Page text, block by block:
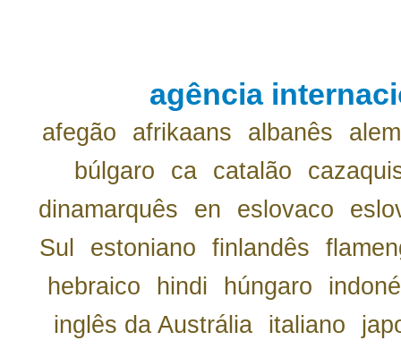
agência
afegão afrikaans albanês
búlgaro
ca catalão
dinamarquês
en eslovaco
Sul
estoniano finlandês
hebraico
hindi húngaro
inglês da Austrália
italiano